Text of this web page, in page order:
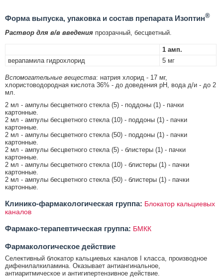
Форма выпуска, упаковка и состав препарата Изоптин®
Раствор для в/в введения прозрачный, бесцветный.
1 амп.
верапамила гидрохлорид
5 мг
Вспомогательные вещества: натрия хлорид - 17 мг,
хлористоводородная кислота 36% - до доведения pH, вода д/и - до 2
мл.
2 мл - ампулы бесцветного стекла (5) - поддоны (1) - пачки
картонные.
2 мл - ампулы бесцветного стекла (10) - поддоны (1) - пачки
картонные.
2 мл - ампулы бесцветного стекла (50) - поддоны (1) - пачки
картонные.
2 мл - ампулы бесцветного стекла (5) - блистеры (1) - пачки
картонные.
2 мл - ампулы бесцветного стекла (10) - блистеры (1) - пачки
картонные.
2 мл - ампулы бесцветного стекла (50) - блистеры (1) - пачки
картонные.
Клинико-фармакологическая группа: Блокатор кальциевых
каналов
Фармако-терапевтическая группа: БМКК
Фармакологическое действие
Селективный блокатор кальциевых каналов I класса, производное
дифенилалкиламина. Оказывает антиангинальное,
антиаритмическое и антигипертензивное действие.